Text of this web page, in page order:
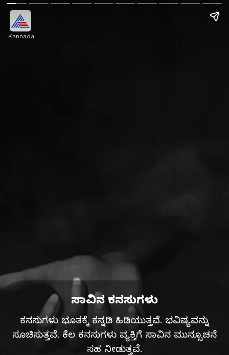
Kannada
ಸಾವಿನ ಕನಸುಗಳು
ಕನಸುಗಳು ಭೂತಕ್ಕೆ ಕನ್ನಡಿ ಹಿಡಿಯುತ್ತವೆ. ಭವಿಷ್ಯವನ್ನು
ಸೂಚಿಸುತ್ತವೆ. ಕೆಲ ಕನಸುಗಳು ವ್ಯಕ್ತಿಗೆ ಸಾವಿನ ಮುನ್ಸೂಚನೆ
ಸಹ ನೀಡುತ್ತವೆ.